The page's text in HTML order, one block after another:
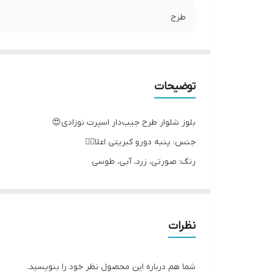
طرح
توضیحات
بلوز شلوار طرح جیب‌‌دار اسپرت نوزادی😍
جنس: پنبه دورو کبریتی اعلا👌🏻
رنگ: صورتی، زرد، آبی، طوسی
نظرات
شما هم درباره این محصول نظر خود را بنویسید.